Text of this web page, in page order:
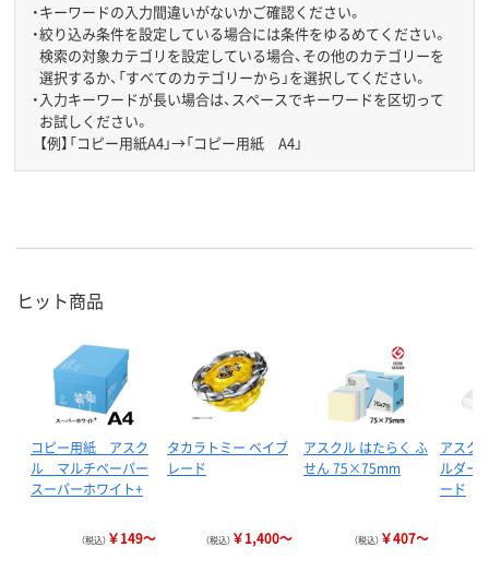
・キーワードの入力間違いがないかご確認ください。
・絞り込み条件を設定している場合には条件をゆるめてください。
検索の対象カテゴリを設定している場合、その他のカテゴリーを
選択するか、「すべてのカテゴリーから」を選択してください。
・ 入力キーワードが長い場合は、スペースでキーワードを区切って
お試しください。
【例】「コピー用紙A4」→「コピー用紙 A4」
ヒット商品
コピー用紙 アスク
ル マルチペーパー
スーパーホワイト+
（税込） ￥149～
タカラトミー ベイブ
レード
（税込） ￥1,400～
アスクル はたらく ふ
せん 75×75mm
（税込） ￥407～
アスク
ルダー
ード